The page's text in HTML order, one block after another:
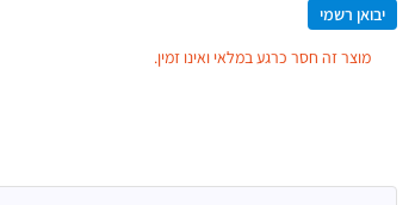
יבואן רשמי
מוצר זה חסר כרגע במלאי ואינו זמין.